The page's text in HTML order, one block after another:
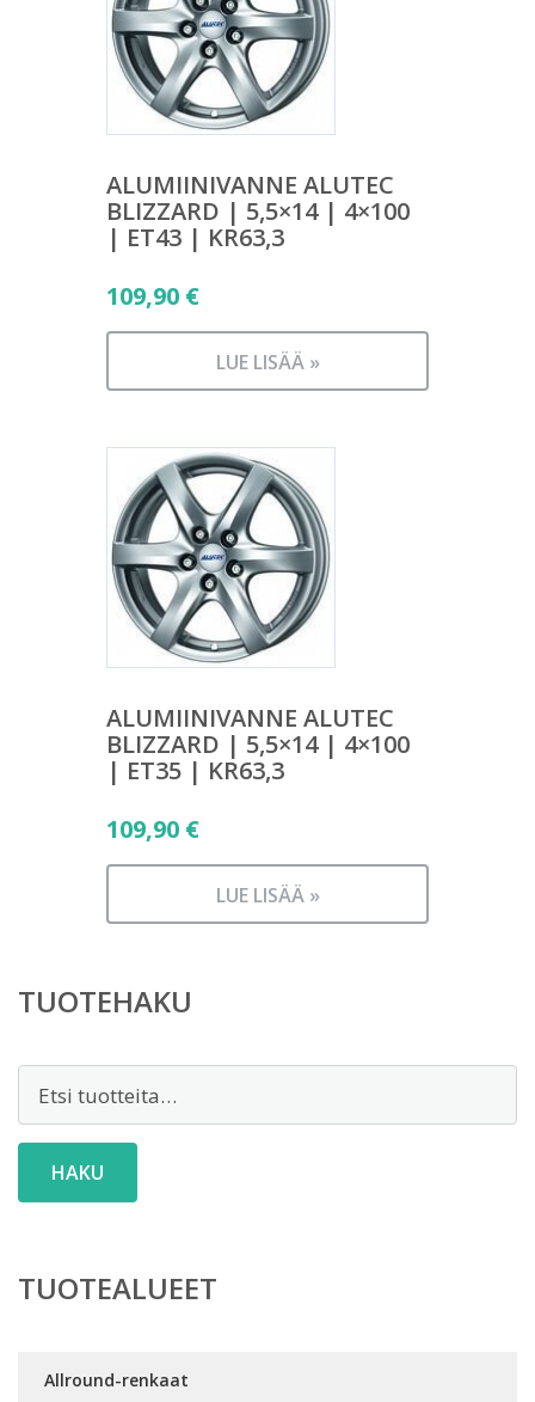
ALUMIINIVANNE ALUTEC
BLIZZARD | 5,5×14 | 4×100
| ET43 | KR63,3
109,90 €
LUE LISÄÄ »
ALUMIINIVANNE ALUTEC
BLIZZARD | 5,5×14 | 4×100
| ET35 | KR63,3
109,90 €
LUE LISÄÄ »
TUOTEHAKU
HAKU
TUOTEALUEET
Allround-renkaat